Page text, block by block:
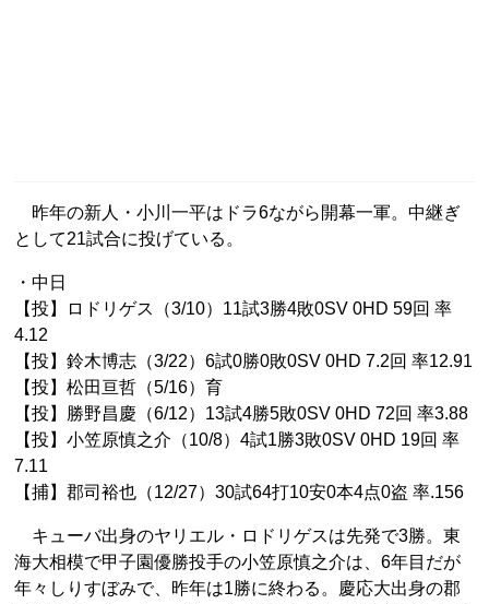
昨年の新人・小川一平はドラ6ながら開幕一軍。中継ぎ
として21試合に投げている。
・中日
【投】ロドリゲス（3/10）11試3勝4敗0SV 0HD 59回 率
4.12
【投】鈴木博志（3/22）6試0勝0敗0SV 0HD 7.2回 率12.91
【投】松田亘哲（5/16）育
【投】勝野昌慶（6/12）13試4勝5敗0SV 0HD 72回 率3.88
【投】小笠原慎之介（10/8）4試1勝3敗0SV 0HD 19回 率
7.11
【捕】郡司裕也（12/27）30試64打10安0本4点0盗 率.156
キューバ出身のヤリエル・ロドリゲスは先発で3勝。東
海大相模で甲子園優勝投手の小笠原慎之介は、6年目だが
年々しりすぼみで、昨年は1勝に終わる。慶応大出身の郡